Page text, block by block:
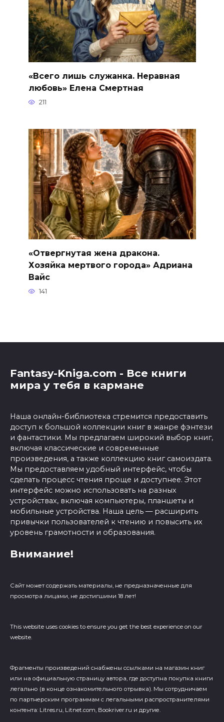
«Всего лишь служанка. Неравная
любовь» Елена Смертная
211
«Отвергнутая жена дракона.
Хозяйка мертвого города» Адриана
Вайс
141
Fantasy-Kniga.com - Все книги
мира у тебя в кармане
Наша онлайн-библиотека стремится предоставить
доступ к большой коллекции книг в жанре фэнтези
и фантастики. Мы предлагаем широкий выбор книг,
включая классические и современные
произведения, а также коллекцию книг самоиздата.
Мы предоставляем удобный интерфейс, чтобы
сделать процесс чтения проще и доступнее. Этот
интерфейс можно использовать на разных
устройствах, включая компьютеры, планшеты и
мобильные устройства. Наша цель — расширить
привычки пользователей к чтению и повысить их
уровень грамотности и образования.
Внимание!
Сайт может содержать материалы, не предназначенные для
просмотра лицами, не достигшими 18 лет!
This website uses cookies to ensure you get the best experience on our
website.
Фрагменты произведений cнабжены ссылками на магазин книг
или на официальную страницу автора, где доступна покупка книги
легально (в конце ознакомительного отрывка). Мы сотрудничаем
по партнерским программам с легальными распространителями
контента: Litres.ru, Litnet.com, Bookriver.ru и другие.